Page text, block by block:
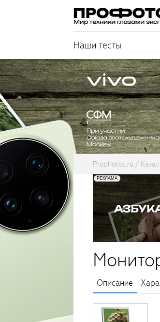
Наши тесты
Prophotos.ru
Описание